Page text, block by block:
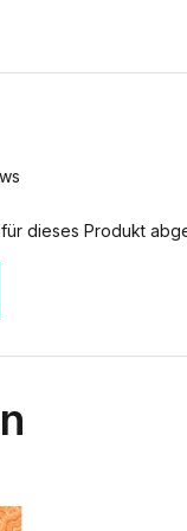
dieses Produkt